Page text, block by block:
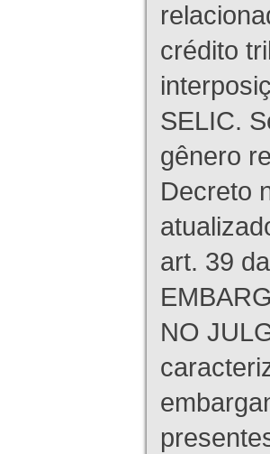
crédito
SELIC.
gênero
Decreto
art. 39
NO